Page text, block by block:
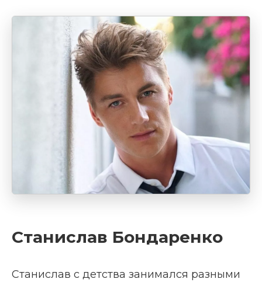
Станислав Бондаренко
Станислав с детства занимался разными